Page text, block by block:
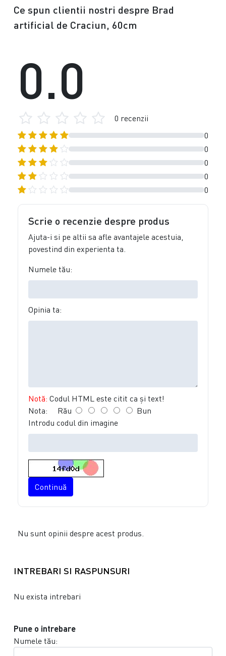
Ce spun clientii nostri despre Brad
artificial de Craciun, 60cm
0
0
0
0
0
0.0
0 recenzii
Scrie o recenzie despre produs
Ajuta-i si pe altii sa afle avantajele acestuia,
povestind din experienta ta.
Numele tău:
Opinia ta:
Notă: Codul HTML este citit ca şi text!
Nota: Rău
Bun
Introdu codul din imagine
Continuă
Nu sunt opinii despre acest produs.
INTREBARI SI RASPUNSURI
Nu exista intrebari
Pune o intrebare
Numele tău: